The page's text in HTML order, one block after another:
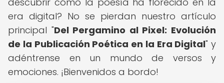
era digital? No se pierdan nuestro artículo
principal "Del Pergamino al Pixel: Evolución
de la Publicación Poética en la Era Digital" y
adéntrense en un mundo de versos y
emociones. ¡Bienvenidos a bordo!